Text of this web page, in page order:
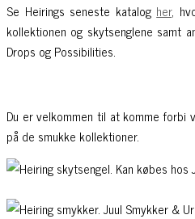
Se Heirings seneste katalog her,
kollektionen og skytsenglene samt
Drops og Possibilities.
Du er velkommen til at komme
på de smukke kollektioner.